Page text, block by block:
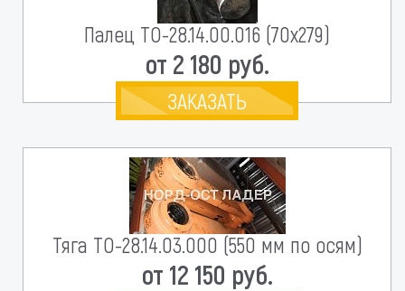
Палец ТО-28.14.00.016 (70х279)
от 2 180 руб.
ЗАКАЗАТЬ
Тяга ТО-28.14.03.000 (550 мм по осям)
от 12 150 руб.